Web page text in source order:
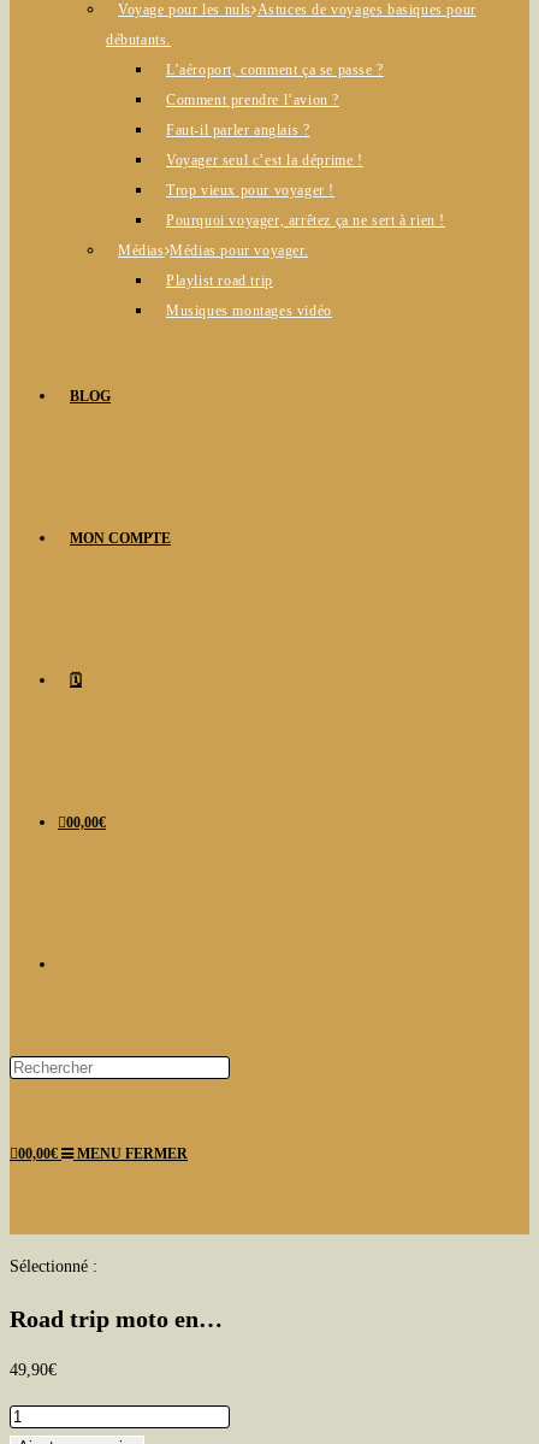
Voyage pour les nuls Astuces de voyages basiques pour
débutants.
L’aéroport, comment ça se passe ?
Comment prendre l’avion ?
Faut-il parler anglais ?
Voyager seul c’est la déprime !
Trop vieux pour voyager !
Pourquoi voyager, arrêtez ça ne sert à rien !
Médias Médias pour voyager.
Playlist road trip
Musiques montages vidéo
BLOG
MON COMPTE
🗓️
00,00€
00,00€ MENU FERMER
Sélectionné :
Road trip moto en…
49,90€
quantité